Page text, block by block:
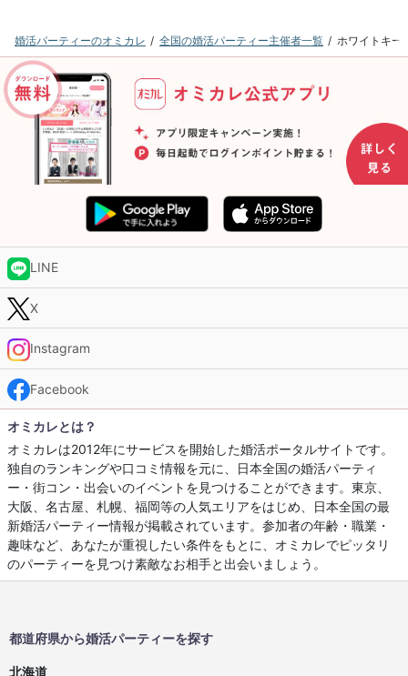
婚活パーティーのオミカレ 全国の婚活パーティー主催者一覧 ホワイトキー
LINE
X
Instagram
Facebook
オミカレとは？
オミカレは2012年にサービスを開始した婚活ポータルサイトです。
独自のランキングや口コミ情報を元に、日本全国の婚活パーティ
ー・街コン・出会いのイベントを見つけることができます。東京、
大阪、名古屋、札幌、福岡等の人気エリアをはじめ、日本全国の最
新婚活パーティー情報が掲載されています。参加者の年齢・職業・
趣味など、あなたが重視したい条件をもとに、オミカレでピッタリ
のパーティーを見つけ素敵なお相手と出会いましょう。
都道府県から婚活パーティーを探す
北海道